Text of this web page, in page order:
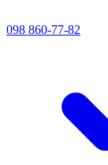
098 860-77-82